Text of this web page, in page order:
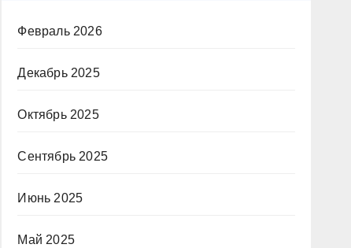
Февраль 2026
Декабрь 2025
Октябрь 2025
Сентябрь 2025
Июнь 2025
Май 2025